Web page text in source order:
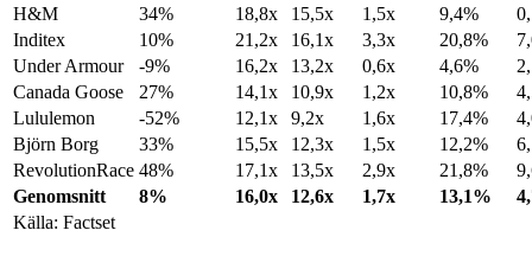
H&M
34% 18,8x 15,5x 1,5x 9,4%
Inditex
10% 21,2x 16,1x 3,3x 20,8%
Under Armour
-9% 16,2x 13,2x 0,6x 4,6%
Canada Goose
27% 14,1x 10,9x 1,2x 10,8%
Lululemon
-52% 12,1x 9,2x 1,6x 17,4%
Björn Borg
33% 15,5x 12,3x 1,5x 12,2%
RevolutionRace 48% 17,1x 13,5x 2,9x 21,8%
Genomsnitt
8% 16,0x 12,6x 1,7x 13,1%
Källa: Factset